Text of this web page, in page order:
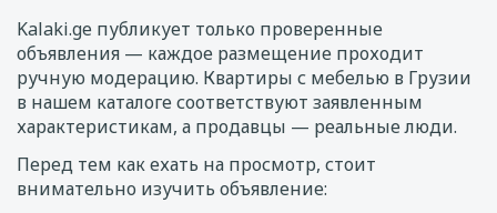
Kalaki.ge публикует только проверенные
объявления — каждое размещение проходит
ручную модерацию. Квартиры с мебелью в Грузии
в нашем каталоге соответствуют заявленным
характеристикам, а продавцы — реальные люди.
Перед тем как ехать на просмотр, стоит
внимательно изучить объявление: